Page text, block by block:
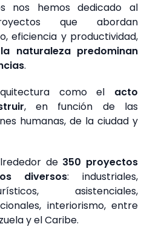
nos hemos dedicado al
que abordan
eficiencia y productividad,
naturaleza predominan
.
como el acto
, en función de las
humanas, de la ciudad y
de350 proyectos
diversos: industriales,
asistenciales,
interiorismo, entre
y el Caribe.